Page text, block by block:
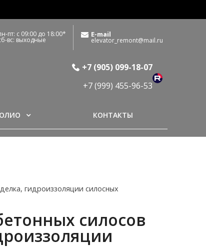
пт: с 09:00 до 18:00*
вс: выходные
E-mail
elevator_remont@mail.ru
+7 (905) 099-18-07
+7 (999) 455-96-53
КОНТАКТЫ
гидроиззоляции силосных
силосов